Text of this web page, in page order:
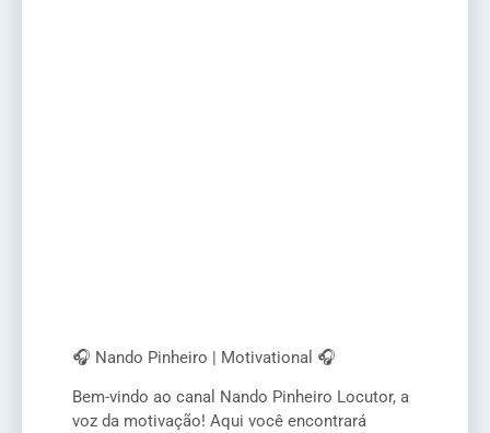
🎧 Nando Pinheiro | Motivational 🎧
Bem-vindo ao canal Nando Pinheiro Locutor, a
voz da motivação! Aqui você encontrará